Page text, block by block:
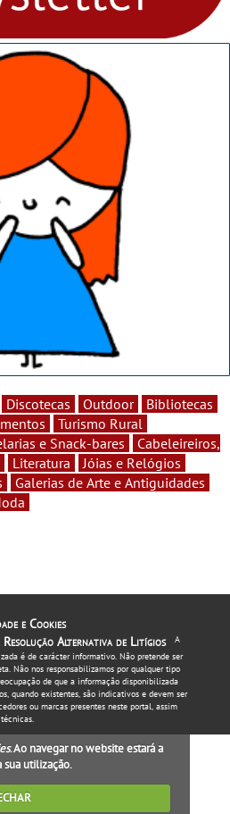
Discotecas Outdoor
Bibliotecas
Turismo Rural
e Snack-bares
Cabeleireiros,
Literatura
Jóias e Relógios
Galerias de Arte e Antiguidades
e Cookies
Resolução Alternativa de Litígios
A
é de carácter informativo. Não pretende ser
Não nos responsabilizamos por qualquer tipo
de que a informação disponibilizada
quando existentes, são indicativos e devem ser
ou marcas presentes neste portal, assim
. Ao navegar no website estará a
sua utilização.